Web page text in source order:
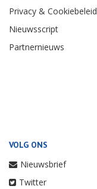
Privacy & Cookiebeleid
Nieuwsscript
Partnernieuws
VOLG ONS
Nieuwsbrief
Twitter